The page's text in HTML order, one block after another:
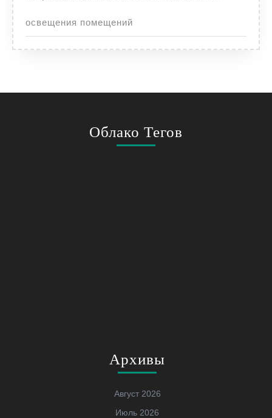
освещения помещений
Облако Тегов
Архивы
Август 2026
Июль 2026